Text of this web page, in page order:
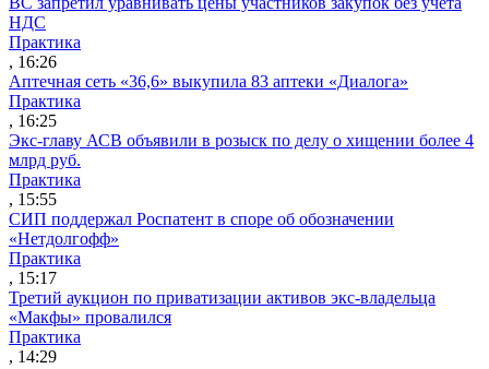
НДС
Практика
, 16:26
Аптечная сеть «36,6» выкупила 83 аптеки «Диалога»
Практика
, 16:25
Экс-главу АСВ объявили в розыск по делу о хищении более 4
млрд руб.
Практика
, 15:55
СИП поддержал Роспатент в споре об обозначении
«Нетдолгофф»
Практика
, 15:17
Третий аукцион по приватизации активов экс-владельца
«Макфы» провалился
Практика
, 14:29